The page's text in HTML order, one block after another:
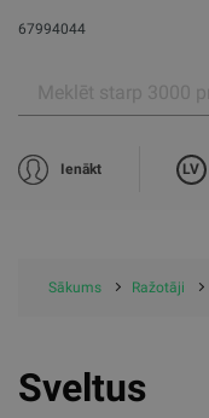
67994044
Ienākt LV
Sākums Ražotāji
Sveltus